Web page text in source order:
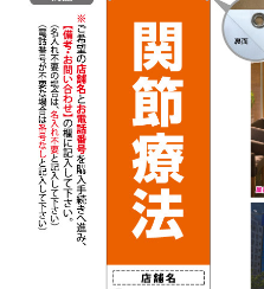
注目キーワード
チュクミ 韓国グルメ
CATEGORY
飲食
美容・健康
ご利用ガイド トップ
取り扱い商品一覧
既製デザイン商品注文方
オリジナルオーダー注文
初めての方へ
BEGINNER'S GUIDE
初めての方へ トップ
商品について